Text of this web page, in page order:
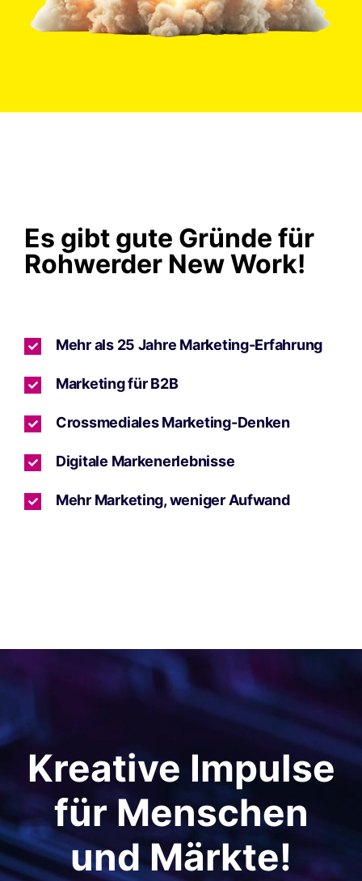
Es gibt gute Gründe für
Rohwerder New Work!
Mehr als 25 Jahre Marketing-Erfahrung
Marketing für B2B
Crossmediales Marketing-Denken
Digitale Markenerlebnisse
Mehr Marketing, weniger Aufwand
Kreative Impulse
für Menschen
und Märkte!